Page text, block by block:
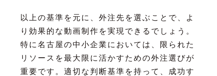
以上の基準を元に、外注先を選ぶことで、よ
り効果的な動画制作を実現できるでしょう。
特に名古屋の中小企業においては、限られた
リソースを最大限に活かすための外注選びが
重要です。適切な判断基準を持って、成功す